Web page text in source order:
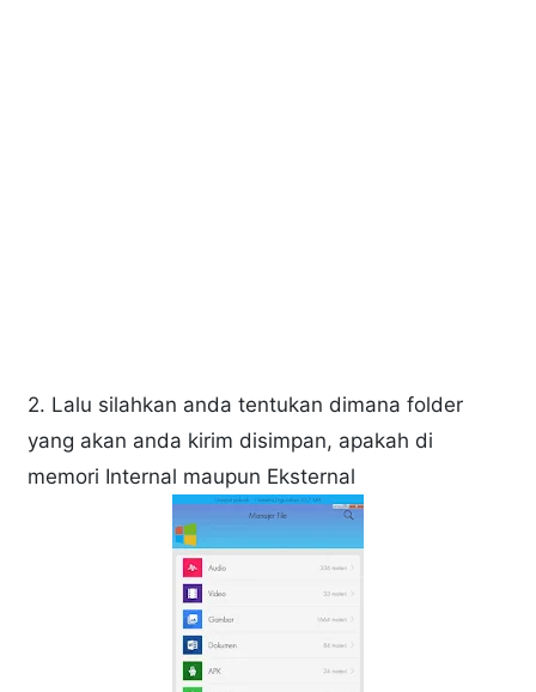
2. Lalu silahkan anda tentukan dimana folder
yang akan anda kirim disimpan, apakah di
memori Internal maupun Eksternal